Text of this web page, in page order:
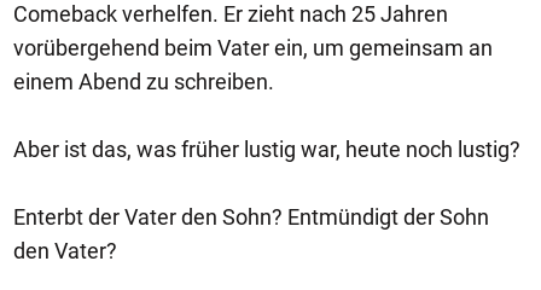
Comeback verhelfen. Er zieht nach 25 Jahren
vorübergehend beim Vater ein, um gemeinsam an
einem Abend zu schreiben.
Aber ist das, was früher lustig war, heute noch lustig?
Enterbt der Vater den Sohn? Entmündigt der Sohn
den Vater?